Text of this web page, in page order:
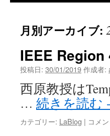
ツ
へ
ス
ッ
月別アーカイブ:
IEEE
投稿日: 30/01/2019作成者:
西原教授は
… 続きを読む
カテゴリー: LaBlog | IEEE
コメ